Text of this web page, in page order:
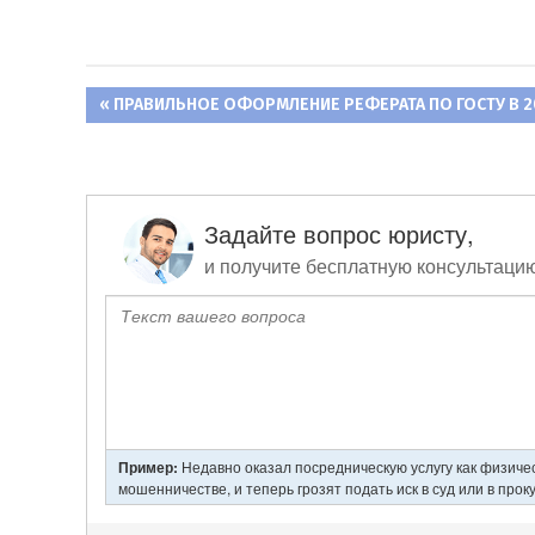
Навигация
записям
ПРЕДЫДУЩАЯ
ПРАВИЛЬНОЕ ОФОРМЛЕНИЕ РЕФЕРАТА ПО ГОСТУ В